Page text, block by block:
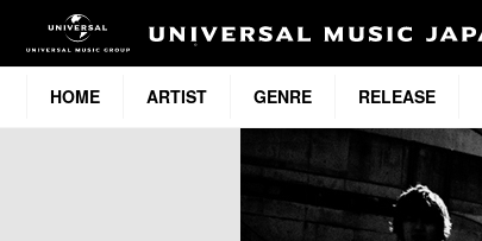
HOME ARTIST GENRE RELEASE